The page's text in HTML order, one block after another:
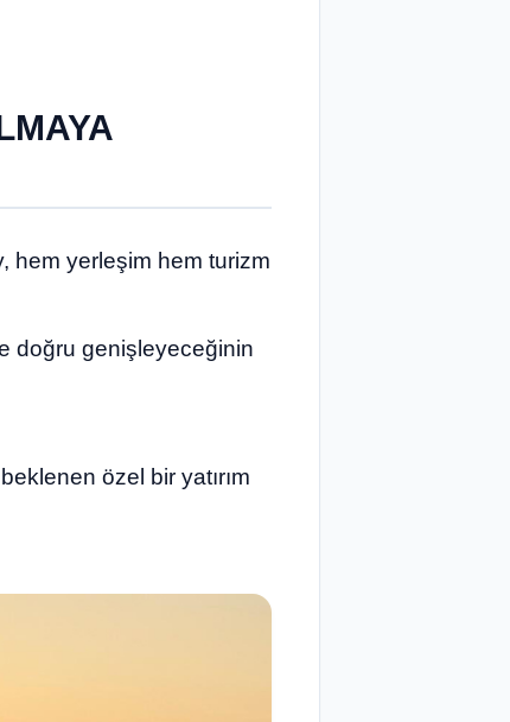
hem yerleşim hem turizm
doğru genişleyeceğinin
özel bir yatırım